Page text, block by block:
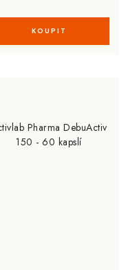
Pharma DebuActiv
150 - 60 kapslí